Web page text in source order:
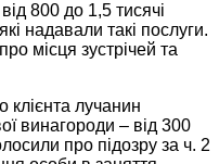
800 до 1,5 тисячі
надавали такі послуги.
місця зустрічей та
клієнта лучанин
винагороди – від 300
про підозру за ч. 2